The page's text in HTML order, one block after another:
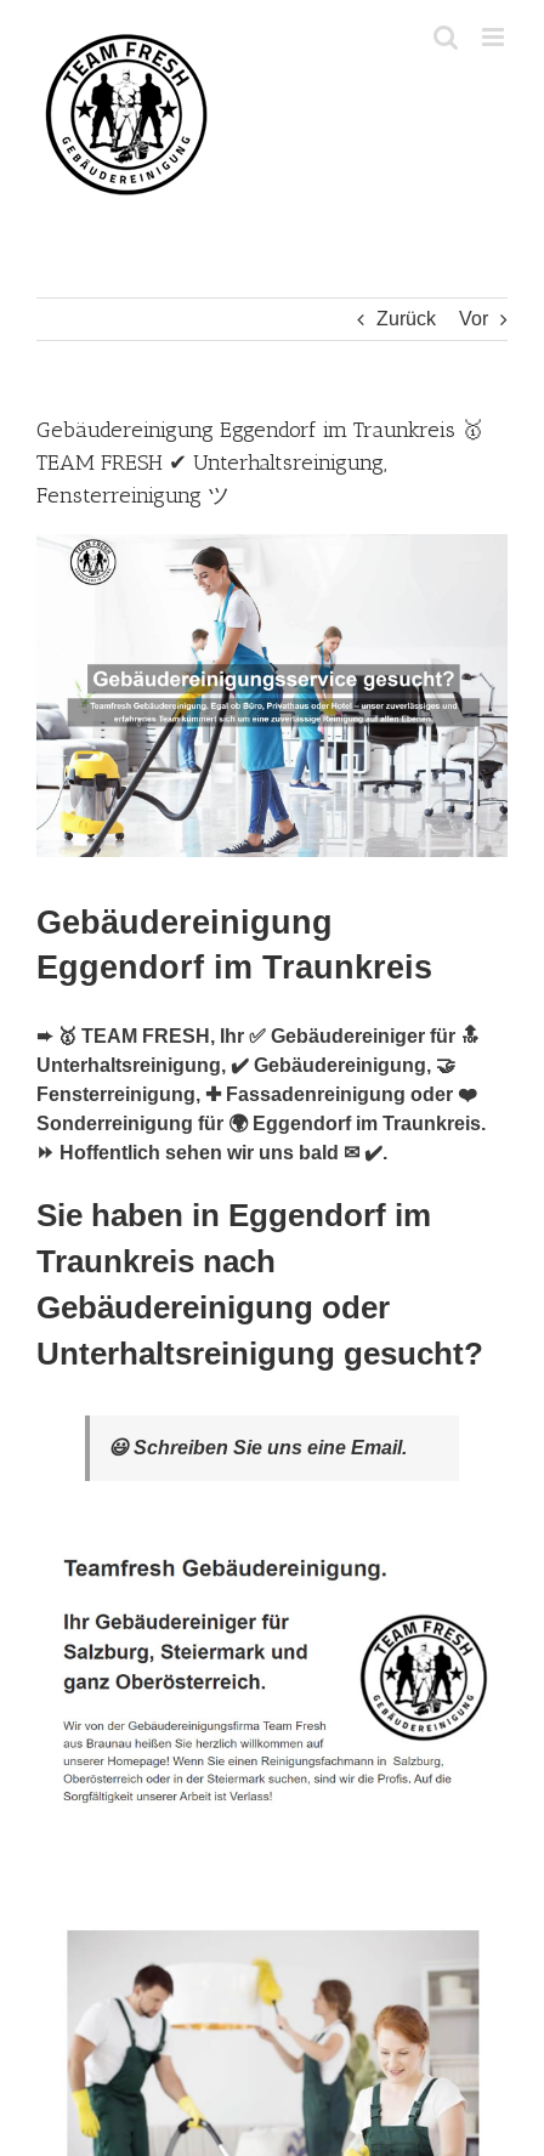
springen
Zurück Vor
Gebäudereinigung Eggendorf im Traunkreis 🥇
TEAM FRESH ✔ Unterhaltsreinigung,
Fensterreinigung ツ
Gebäudereinigung
Eggendorf im Traunkreis
➨ 🥇 TEAM FRESH, Ihr ✅ Gebäudereiniger für 🔝
Unterhaltsreinigung, ✔️ Gebäudereinigung, 🤝
Fensterreinigung, ✚ Fassadenreinigung oder ❤️
Sonderreinigung für 🌍 Eggendorf im Traunkreis.
⏩ Hoffentlich sehen wir uns bald ✉ ✔️.
Sie haben in Eggendorf im
Traunkreis nach
Gebäudereinigung oder
Unterhaltsreinigung gesucht?
😃 Schreiben Sie uns eine Email.